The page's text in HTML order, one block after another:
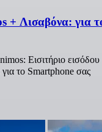
+ Λισαβόνα: για
Εισιτήριο εισόδου
το Smartphone σας